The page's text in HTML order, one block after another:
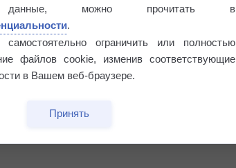
данные, можно прочитать в
.
ограничить или полностью
файлов cookie, изменив соответствующие
в Вашем веб-браузере.
Принять